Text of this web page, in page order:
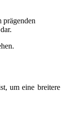
um eine breitere